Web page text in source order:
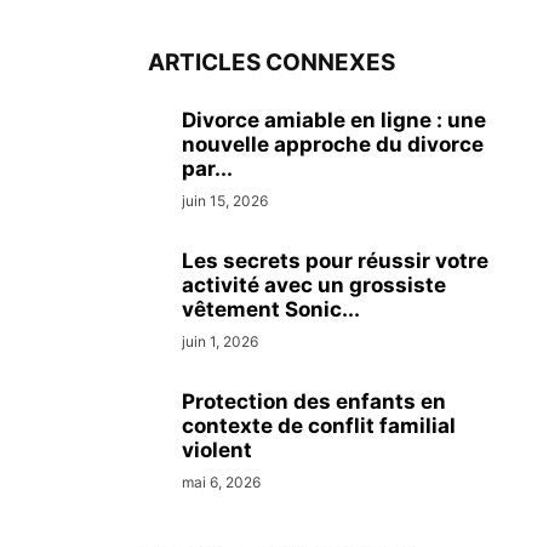
ARTICLES CONNEXES
Divorce amiable en ligne : une
nouvelle approche du divorce
par...
juin 15, 2026
Les secrets pour réussir votre
activité avec un grossiste
vêtement Sonic...
juin 1, 2026
Protection des enfants en
contexte de conflit familial
violent
mai 6, 2026